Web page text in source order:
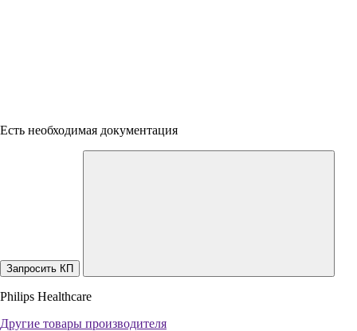
Есть необходимая документация
Запросить КП
Philips Healthcare
Другие товары производителя